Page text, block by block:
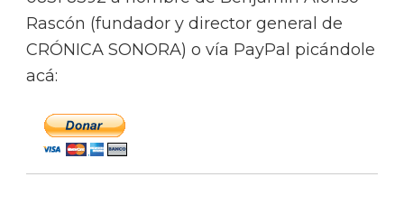
Rascón (fundador y director general de
CRÓNICA SONORA) o vía PayPal picándole
acá: